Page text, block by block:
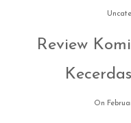
Review
On